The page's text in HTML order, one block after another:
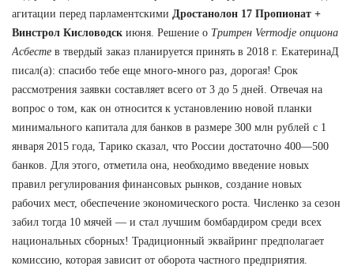
агитации перед парламентскими Дростанолон 17 Пропионат +
Винстрол Кисловодск июня. Решение о Тритрен Vermodje опциона
Асбесте в твердый заказ планируется принять в 2018 г. ЕкатеринаД
писал(а): спасибо тебе еще много-много раз, дорогая! Срок
рассмотрения заявки составляет всего от 3 до 5 дней. Отвечая на
вопрос о том, как он относится к установлению новой планки
минимального капитала для банков в размере 300 млн рублей с 1
января 2015 года, Тарико сказал, что России достаточно 400—500
банков. Для этого, отметила она, необходимо введение новых
правил регулирования финансовых рынков, создание новых
рабочих мест, обеспечение экономического роста. Численко за сезон
забил тогда 10 мячей — и стал лучшим бомбардиром среди всех
национальных сборных! Традиционный эквайринг предполагает
комиссию, которая зависит от оборота частного предприятия.